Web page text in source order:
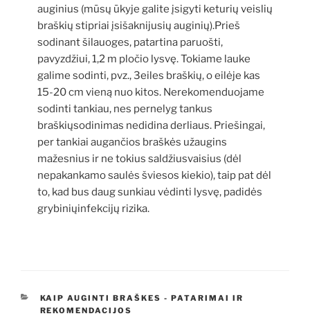
auginius (mūsų ūkyje galite įsigyti keturių veislių
braškių stipriai įsišaknijusių auginių).Prieš
sodinant šilauoges, patartina paruošti,
pavyzdžiui, 1,2 m pločio lysvę. Tokiame lauke
galime sodinti, pvz., 3eiles braškių, o eilėje kas
15-20 cm vieną nuo kitos. Nerekomenduojame
sodinti tankiau, nes pernelyg tankus
braškiųsodinimas nedidina derliaus. Priešingai,
per tankiai augančios braškės užaugins
mažesnius ir ne tokius saldžiusvaisius (dėl
nepakankamo saulės šviesos kiekio), taip pat dėl
to, kad bus daug sunkiau vėdinti lysvę, padidės
grybiniųinfekcijų rizika.
KATEGORIJOS
KAIP AUGINTI BRAŠKES - PATARIMAI IR
REKOMENDACIJOS